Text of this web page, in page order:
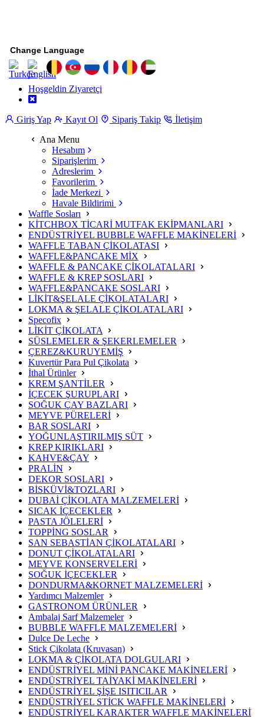
Change Language
Hoşgeldin Ziyaretçi
Giriş Yap Kayıt Ol Sipariş Takip
İletişim
Ana Menu
Hesabım
Siparişlerim
Adreslerim
Favorilerim
İade Merkezi
Havale Bildirimi
Waffle Sosları
KİTCHBOX TİCARİ MUTFAK EKİPMANLARI
ENDÜSTRİYEL BUBBLE WAFFLE MAKİNELERİ
WAFFLE TABAN ÇİKOLATASI
WAFFLE&PANCAKE MİX
WAFFLE & PANCAKE ÇİKOLATALARI
WAFFLE & KREP SOSLARI
WAFFLE&PANCAKE SOSLARI
LİKİT&ŞELALE ÇİKOLATALARI
LOKMA & ŞELALE ÇİKOLATALARI
Specofix
LİKİT ÇİKOLATA
SÜSLEMELER & ŞEKERLEMELER
ÇEREZ&KURUYEMİŞ
Kuvertür Para Pul Çikolata
İthal Ürünler
KREM ŞANTİLER
İÇECEK ŞURUPLARI
SOĞUK ÇAY BAZLARI
MEYVE PÜRELERİ
BAR SOSLARI
YOĞUNLAŞTIRILMIŞ SÜT
KREP KIRIKLARI
KAHVE&ÇAY
PRALİN
DEKOR SOSLARI
BİSKÜVİ&TOZLARI
DUBAİ ÇİKOLATA MALZEMELERİ
SICAK İÇECEKLER
PASTA JÖLELERİ
TOPPİNG SOSLAR
SAN SEBASTİAN ÇİKOLATALARI
DONUT ÇİKOLATALARI
MEYVE KONSERVELERİ
SOĞUK İÇECEKLER
DONDURMA&KORNET MALZEMELERİ
Yardımcı Malzemler
GASTRONOM ÜRÜNLER
Ambalaj Sarf Malzemeler
BUBBLE WAFFLE MALZEMELERİ
Dulce De Leche
Stick Çikolata (Kruvasan)
LOKMA & ÇİKOLATA DOLGULARI
ENDÜSTRİYEL MİNİ PANCAKE MAKİNELERİ
ENDÜSTRİYEL TAİYAKİ MAKİNELERİ
ENDÜSTRİYEL ŞİŞE ISITICILAR
ENDÜSTRİYEL STİCK WAFFLE MAKİNELERİ
ENDÜSTRİYEL KARAKTER WAFFLE MAKİNELERİ